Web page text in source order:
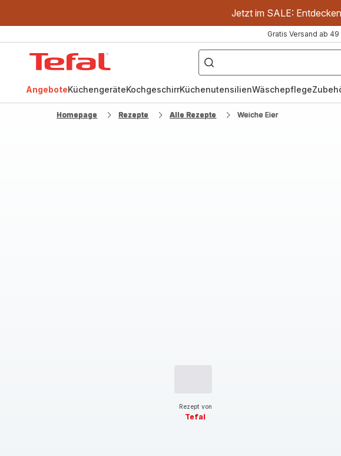
Jetzt im SALE:
Gratis Versand ab 49
["OptiGrill","Easy
Fry","Pfanne"]
AngeboteKüchengeräteKochgeschirrKüchenutensilienWäschepflege
Homepage Rezepte Alle Rezepte Weiche Eier
Rezept von
Tefal